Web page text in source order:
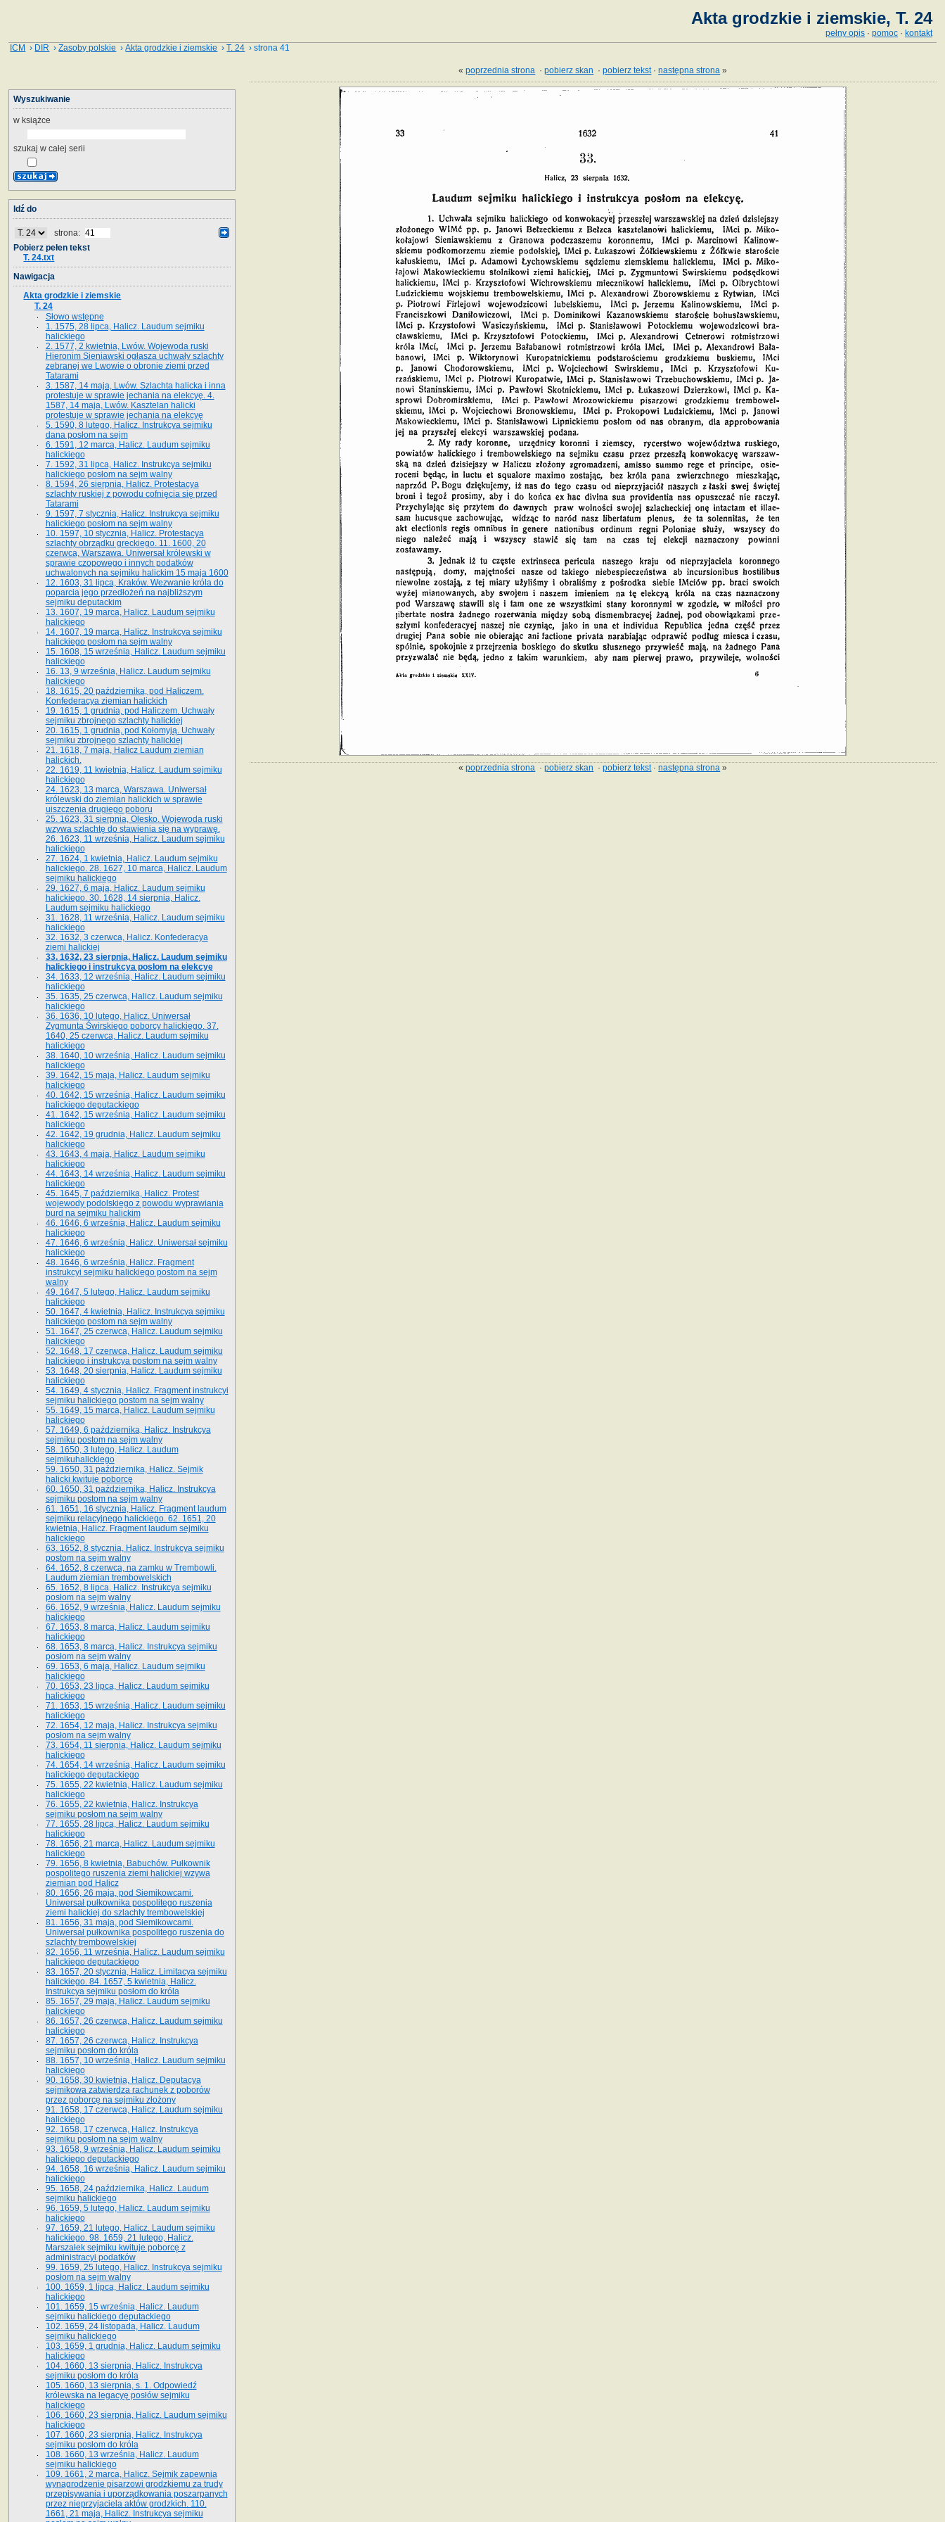
Akta grodzkie i ziemskie, T. 24
pełny opis · pomoc · kontakt
ICM › DIR ›Zasoby polskie ›Akta grodzkie i ziemskie ›T. 24 › strona 41
«poprzednia strona ·pobierz skan ·pobierz tekst·następna strona »
«poprzednia strona ·pobierz skan ·pobierz tekst·następna strona »
Wyszukiwanie
w książce
szukaj w całej serii
Idź do
strona:
Pobierz pełen tekst
T. 24.txt
Nawigacja
Akta grodzkie i ziemskie
T. 24
Słowo wstępne
1. 1575, 28 lipca, Halicz. Laudum sejmiku
halickiego
2. 1577, 2 kwietnia, Lwów. Wojewoda ruski
Hieronim Sieniawski ogłasza uchwały szlachty
zebranej we Lwowie o obronie ziemi przed
Tatarami
3. 1587, 14 maja, Lwów. Szlachta halicka i inna
protestuje w sprawie jechania na elekcyę. 4.
1587, 14 maja, Lwów. Kasztelan halicki
protestuje w sprawie jechania na elekcyę
5. 1590, 8 lutego, Halicz. Instrukcya sejmiku
dana posłom na sejm
6. 1591, 12 marca, Halicz. Laudum sejmiku
halickiego
7. 1592, 31 lipca, Halicz. Instrukcya sejmiku
halickiego posłom na sejm walny
8. 1594, 26 sierpnia, Halicz. Protestacya
szlachty ruskiej z powodu cofnięcia się przed
Tatarami
9. 1597, 7 stycznia, Halicz. Instrukcya sejmiku
halickiego posłom na sejm walny
10. 1597, 10 stycznia, Halicz. Protestacya
szlachty obrządku greckiego. 11. 1600, 20
czerwca, Warszawa. Uniwersał królewski w
sprawie czopowego i innych podatków
uchwalonych na sejmiku halickim 15 maja 1600
12. 1603, 31 lipca, Kraków. Wezwanie króla do
poparcia jego przedłożeń na najbliższym
sejmiku deputackim
13. 1607, 19 marca, Halicz. Laudum sejmiku
halickiego
14. 1607, 19 marca, Halicz. Instrukcya sejmiku
halickiego posłom na sejm walny
15. 1608, 15 września, Halicz. Laudum sejmiku
halickiego
16. 13, 9 września, Halicz. Laudum sejmiku
halickiego
18. 1615, 20 października, pod Haliczem.
Konfederacya ziemian halickich
19. 1615, 1 grudnia, pod Haliczem. Uchwały
sejmiku zbrojnego szlachty halickiej
20. 1615, 1 grudnia, pod Kołomyją. Uchwały
sejmiku zbrojnego szlachty halickiej
21. 1618, 7 maja, Halicz Laudum ziemian
halickich.
22. 1619, 11 kwietnia, Halicz. Laudum sejmiku
halickiego
24. 1623, 13 marca, Warszawa. Uniwersał
królewski do ziemian halickich w sprawie
uiszczenia drugiego poboru
25. 1623, 31 sierpnia, Olesko. Wojewoda ruski
wzywa szlachtę do stawienia się na wyprawę.
26. 1623, 11 września, Halicz. Laudum sejmiku
halickiego
27. 1624, 1 kwietnia, Halicz. Laudum sejmiku
halickiego. 28. 1627, 10 marca, Halicz. Laudum
sejmiku halickiego
29. 1627, 6 maja, Halicz. Laudum sejmiku
halickiego. 30. 1628, 14 sierpnia, Halicz.
Laudum sejmiku halickiego
31. 1628, 11 września, Halicz. Laudum sejmiku
halickiego
32. 1632, 3 czerwca, Halicz. Konfederacya
ziemi halickiej
33. 1632, 23 sierpnia, Halicz. Laudum sejmiku
halickiego i instrukcya posłom na elekcyę
34. 1633, 12 września, Halicz. Laudum sejmiku
halickiego
35. 1635, 25 czerwca, Halicz. Laudum sejmiku
halickiego
36. 1636, 10 lutego, Halicz. Uniwersał
Zygmunta Świrskiego poborcy halickiego. 37.
1640, 25 czerwca, Halicz. Laudum sejmiku
halickiego
38. 1640, 10 września, Halicz. Laudum sejmiku
halickiego
39. 1642, 15 maja, Halicz. Laudum sejmiku
halickiego
40. 1642, 15 września, Halicz. Laudum sejmiku
halickiego deputackiego
41. 1642, 15 września, Halicz. Laudum sejmiku
halickiego
42. 1642, 19 grudnia, Halicz. Laudum sejmiku
halickiego
43. 1643, 4 maja, Halicz. Laudum sejmiku
halickiego
44. 1643, 14 września, Halicz. Laudum sejmiku
halickiego
45. 1645, 7 października, Halicz. Protest
wojewody podolskiego z powodu wyprawiania
burd na sejmiku halickim
46. 1646, 6 września, Halicz. Laudum sejmiku
halickiego
47. 1646, 6 września, Halicz. Uniwersał sejmiku
halickiego
48. 1646, 6 września, Halicz. Fragment
instrukcyi sejmiku halickiego postom na sejm
walny
49. 1647, 5 lutego, Halicz. Laudum sejmiku
halickiego
50. 1647, 4 kwietnia, Halicz. Instrukcya sejmiku
halickiego postom na sejm walny
51. 1647, 25 czerwca, Halicz. Laudum sejmiku
halickiego
52. 1648, 17 czerwca, Halicz. Laudum sejmiku
halickiego i instrukcya postom na sejm walny
53. 1648, 20 sierpnia, Halicz. Laudum sejmiku
halickiego
54. 1649, 4 stycznia, Halicz. Fragment instrukcyi
sejmiku halickiego postom na sejm walny
55. 1649, 15 marca, Halicz. Laudum sejmiku
halickiego
57. 1649, 6 października, Halicz. Instrukcya
sejmiku postom na sejm walny
58. 1650, 3 lutego, Halicz. Laudum
sejmikuhalickiego
59. 1650, 31 października, Halicz. Sejmik
halicki kwituje poborcę
60. 1650, 31 października, Halicz. Instrukcya
sejmiku postom na sejm walny
61. 1651, 16 stycznia, Halicz. Fragment laudum
sejmiku relacyjnego halickiego. 62. 1651, 20
kwietnia, Halicz. Fragment laudum sejmiku
halickiego
63. 1652, 8 stycznia, Halicz. Instrukcya sejmiku
postom na sejm walny
64. 1652, 8 czerwca, na zamku w Trembowli.
Laudum ziemian trembowelskich
65. 1652, 8 lipca, Halicz. Instrukcya sejmiku
posłom na sejm walny
66. 1652, 9 września, Halicz. Laudum sejmiku
halickiego
67. 1653, 8 marca, Halicz. Laudum sejmiku
halickiego
68. 1653, 8 marca, Halicz. Instrukcya sejmiku
posłom na sejm walny
69. 1653, 6 maja, Halicz. Laudum sejmiku
halickiego
70. 1653, 23 lipca, Halicz. Laudum sejmiku
halickiego
71. 1653, 15 września, Halicz. Laudum sejmiku
halickiego
72. 1654, 12 maja, Halicz. Instrukcya sejmiku
posłom na sejm walny
73. 1654, 11 sierpnia, Halicz. Laudum sejmiku
halickiego
74. 1654, 14 września, Halicz. Laudum sejmiku
halickiego deputackiego
75. 1655, 22 kwietnia, Halicz. Laudum sejmiku
halickiego
76. 1655, 22 kwietnia, Halicz. Instrukcya
sejmiku posłom na sejm walny
77. 1655, 28 lipca, Halicz. Laudum sejmiku
halickiego
78. 1656, 21 marca, Halicz. Laudum sejmiku
halickiego
79. 1656, 8 kwietnia, Babuchów. Pułkownik
pospolitego ruszenia ziemi halickiej wzywa
ziemian pod Halicz
80. 1656, 26 maja, pod Siemikowcami.
Uniwersał pułkownika pospolitego ruszenia
ziemi halickiej do szlachty trembowelskiej
81. 1656, 31 maja, pod Siemikowcami.
Uniwersał pułkownika pospolitego ruszenia do
szlachty trembowelskiej
82. 1656, 11 września, Halicz. Laudum sejmiku
halickiego deputackiego
83. 1657, 20 stycznia, Halicz. Limitacya sejmiku
halickiego. 84. 1657, 5 kwietnia, Halicz.
Instrukcya sejmiku posłom do króla
85. 1657, 29 maja, Halicz. Laudum sejmiku
halickiego
86. 1657, 26 czerwca, Halicz. Laudum sejmiku
halickiego
87. 1657, 26 czerwca, Halicz. Instrukcya
sejmiku posłom do króla
88. 1657, 10 września, Halicz. Laudum sejmiku
halickiego
90. 1658, 30 kwietnia, Halicz. Deputacya
sejmikowa zatwierdza rachunek z poborów
przez poborcę na sejmiku złożony
91. 1658, 17 czerwca, Halicz. Laudum sejmiku
halickiego
92. 1658, 17 czerwca, Halicz. Instrukcya
sejmiku posłom na sejm walny
93. 1658, 9 września, Halicz. Laudum sejmiku
halickiego deputackiego
94. 1658, 16 września, Halicz. Laudum sejmiku
halickiego
95. 1658, 24 października, Halicz. Laudum
sejmiku halickiego
96. 1659, 5 lutego, Halicz. Laudum sejmiku
halickiego
97. 1659, 21 lutego, Halicz. Laudum sejmiku
halickiego. 98. 1659, 21 lutego, Halicz.
Marszałek sejmiku kwituje poborcę z
administracyi podatków
99. 1659, 25 lutego, Halicz. Instrukcya sejmiku
posłom na sejm walny
100. 1659, 1 lipca, Halicz. Laudum sejmiku
halickiego
101. 1659, 15 września, Halicz. Laudum
sejmiku halickiego deputackiego
102. 1659, 24 listopada, Halicz. Laudum
sejmiku halickiego
103. 1659, 1 grudnia, Halicz. Laudum sejmiku
halickiego
104. 1660, 13 sierpnia, Halicz. Instrukcya
sejmiku posłom do króla
105. 1660, 13 sierpnia, s. 1. Odpowiedź
królewska na legacyę posłów sejmiku
halickiego
106. 1660, 23 sierpnia, Halicz. Laudum sejmiku
halickiego
107. 1660, 23 sierpnia, Halicz. Instrukcya
sejmiku posłom do króla
108. 1660, 13 września, Halicz. Laudum
sejmiku halickiego
109. 1661, 2 marca, Halicz. Sejmik zapewnia
wynagrodzenie pisarzowi grodzkiemu za trudy
przepisywania i uporządkowania poszarpanych
przez nieprzyjaciela aktów grodzkich. 110.
1661, 21 maja, Halicz. Instrukcya sejmiku